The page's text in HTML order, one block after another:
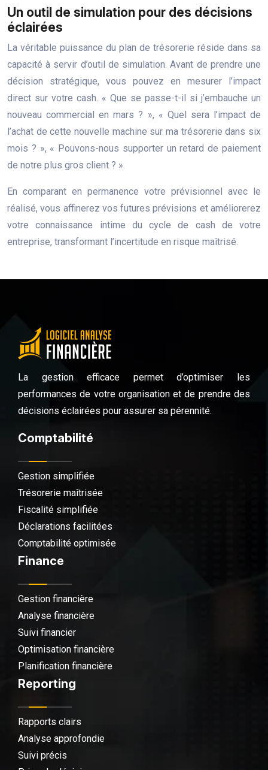
Un outil de simulation pour des décisions
éclairées
La véritable puissance du plan de trésorerie réside dans sa
capacité à servir d’outil de simulation. Avant de prendre une
décision stratégique, vous pouvez en mesurer l’impact
direct sur votre cash. « Que se passe-t-il si j’embauche un
nouveau commercial en mars ? », « Quel sera l’impact de
l’achat de cette nouvelle machine sur ma trésorerie dans six
mois ? », « Pouvons-nous supporter un retard de paiement
de notre plus gros client ? ».
En comparant en permanence votre prévisionnel avec le
réalisé, vous affinerez vos futures prévisions et améliorerez
votre connaissance intime du cycle de cash de votre
entreprise, transformant l’incertitude en risque maîtrisé.
La gestion efficace permet d’optimiser les
performances de votre organisation et de prendre des
décisions éclairées pour assurer sa pérennité.
Comptabilité
Gestion simplifiée
Trésorerie maîtrisée
Fiscalité simplifiée
Déclarations facilitées
Comptabilité optimisée
Finance
Gestion financière
Analyse financière
Suivi financier
Optimisation financière
Planification financière
Reporting
Rapports clairs
Analyse approfondie
Suivi précis